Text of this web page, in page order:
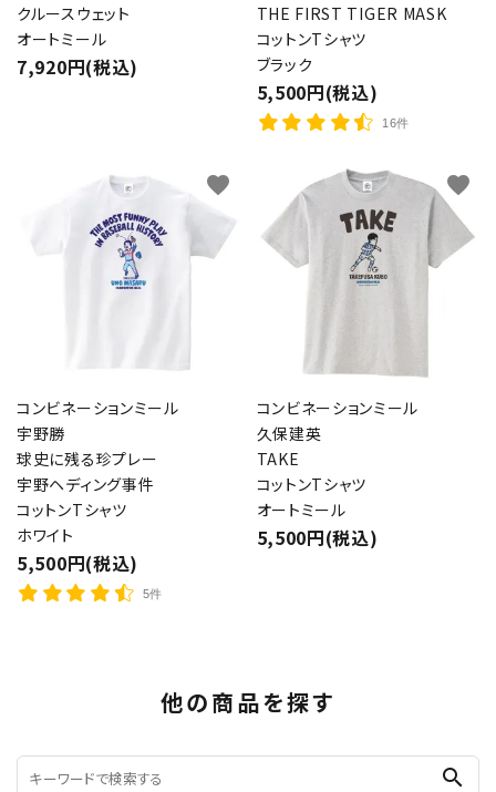
クルースウェット
オートミール
7,920円(税込)
THE FIRST TIGER MASK
コットンTシャツ
ブラック
5,500円(税込)
16件
コンビネーションミール
宇野勝
球史に残る珍プレー
宇野ヘディング事件
コットンTシャツ
ホワイト
5,500円(税込)
5件
favorite
コンビネーションミール
久保建英
TAKE
コットンTシャツ
オートミール
5,500円(税込)
favorite
他の商品を探す
search